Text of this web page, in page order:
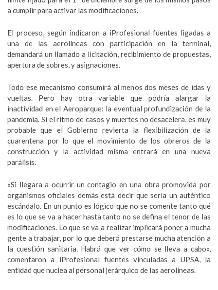
a cumplir para activar las modificaciones.
El proceso, según indicaron a iProfesional fuentes ligadas a
una de las aerolíneas con participación en la terminal,
demandará un llamado a licitación, recibimiento de propuestas,
apertura de sobres, y asignaciones.
Todo ese mecanismo consumirá al menos dos meses de idas y
vueltas. Pero hay otra variable que podría alargar la
inactividad en el Aeroparque: la eventual profundización de la
pandemia. Si el ritmo de casos y muertes no desacelera, es muy
probable que el Gobierno revierta la flexibilización de la
cuarentena por lo que el movimiento de los obreros de la
construcción y la actividad misma entrará en una nueva
parálisis.
«Si llegara a ocurrir un contagio en una obra promovida por
organismos oficiales demás está decir que sería un auténtico
escándalo. En un punto es lógico que no se comente tanto qué
es lo que se va a hacer hasta tanto no se defina el tenor de las
modificaciones. Lo que se va a realizar implicará poner a mucha
gente a trabajar, por lo que deberá prestarse mucha atención a
la cuestión sanitaria. Habrá que ver cómo se lleva a cabo»,
comentaron a iProfesional fuentes vinculadas a UPSA, la
entidad que nuclea al personal jerárquico de las aerolíneas.